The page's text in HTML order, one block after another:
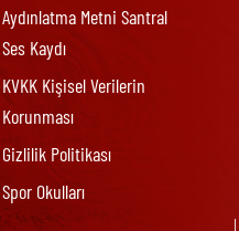
Aydınlatma Metni Santral
Ses Kaydı
KVKK Kişisel Verilerin
Korunması
Gizlilik Politikası
Spor Okulları